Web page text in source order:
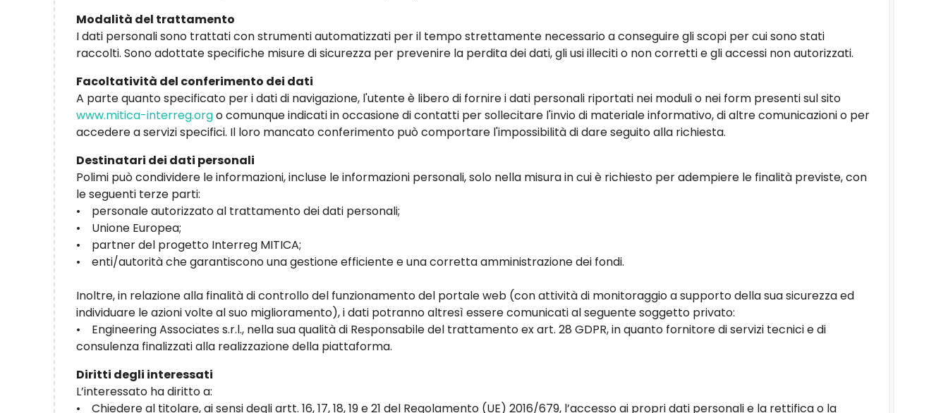
Modalità del trattamento
I dati personali sono trattati con strumenti automatizzati per il tempo strettamente necessario a conseguire gli scopi per cui sono stati
raccolti. Sono adottate specifiche misure di sicurezza per prevenire la perdita dei dati, gli usi illeciti o non corretti e gli accessi non autorizzati.
Facoltatività del conferimento dei dati
A parte quanto specificato per i dati di navigazione, l'utente è libero di fornire i dati personali riportati nei moduli o nei form presenti sul sito
www.mitica-interreg.orgo comunque indicati in occasione di contatti per sollecitare l'invio di materiale informativo, di altre comunicazioni o per
accedere a servizi specifici. Il loro mancato conferimento può comportare l'impossibilità di dare seguito alla richiesta.
Destinatari dei dati personali
Polimi può condividere le informazioni, incluse le informazioni personali, solo nella misura in cui è richiesto per adempiere le finalità previste, con
le seguenti terze parti:
• personale autorizzato al trattamento dei dati personali;
• Unione Europea;
• partner del progetto Interreg MITICA;
• enti/autorità che garantiscono una gestione efficiente e una corretta amministrazione dei fondi.
Inoltre, in relazione alla finalità di controllo del funzionamento del portale web (con attività di monitoraggio a supporto della sua sicurezza ed
individuare le azioni volte al suo miglioramento), i dati potranno altresì essere comunicati al seguente soggetto privato:
• Engineering Associates s.r.l., nella sua qualità di Responsabile del trattamento ex art. 28 GDPR, in quanto fornitore di servizi tecnici e di
consulenza finalizzati alla realizzazione della piattaforma.
Diritti degli interessati
L’interessato ha diritto a:
• Chiedere al titolare, ai sensi degli artt. 16, 17, 18, 19 e 21 del Regolamento (UE) 2016/679, l’accesso ai propri dati personali e la rettifica o la